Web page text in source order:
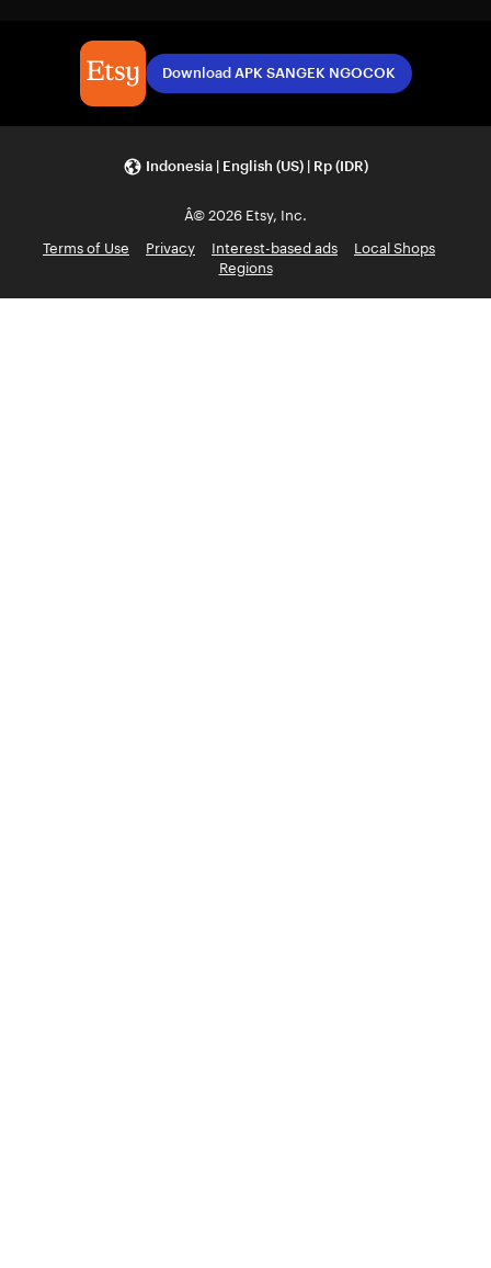
Download APK SANGEK NGOCOK
Indonesia | English (US) | Rp (IDR)
Â© 2026 Etsy, Inc.
Terms of Use
Privacy Interest-based ads
Local Shops
Regions